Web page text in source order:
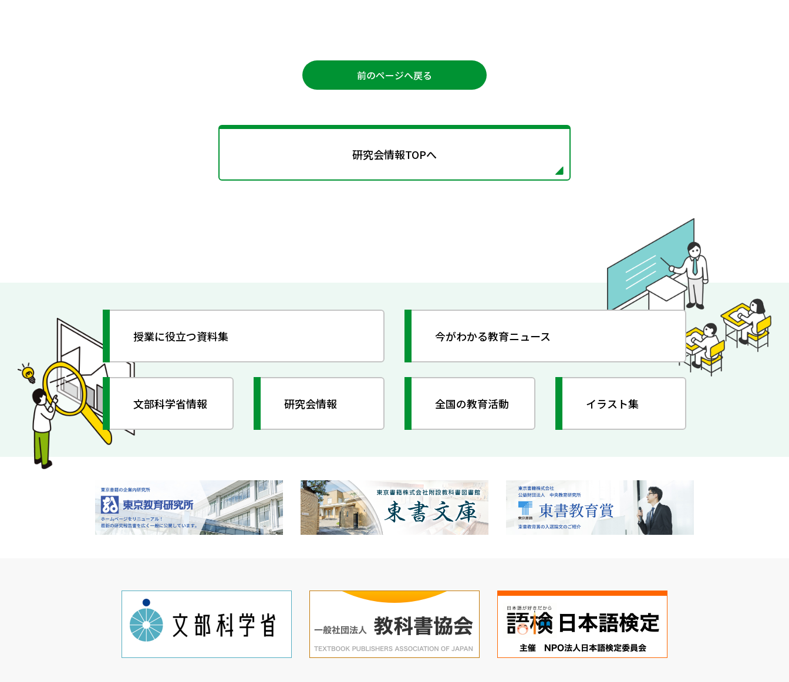
前のページへ戻る
研究会情報TOPへ
授業に役立つ資料集 今がわかる教育ニュース
文部科学省情報 研究会情報 全国の教育活動 イラスト集